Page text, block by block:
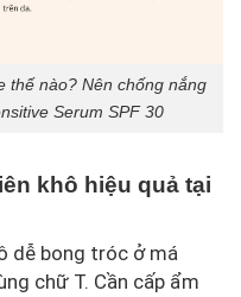
thế nào? Nên chống nắng
Serum SPF 30
khô hiệu quả tại
dễ bong tróc ở má
chữ T. Cần cấp ẩm